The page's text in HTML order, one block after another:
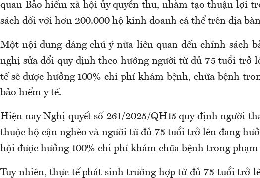
quan Bảo hiểm xã hội ủy quyền thu, nhằm tạo thuận lợi
sách đối với hơn 200.000 hộ kinh doanh cá thể trên địa bàn
Một nội dung đáng chú ý nữa liên quan đến chính sách
nghị sửa đổi quy định theo hướng người từ đủ 75 tuổi trở
tế sẽ được hưởng 100% chi phí khám bệnh, chữa bệnh
bảo hiểm y tế.
Hiện nay Nghị quyết số 261/2025/QH15 quy định người
thuộc hộ cận nghèo và người từ đủ 75 tuổi trở lên đang
hội được hưởng 100% chi phí khám chữa bệnh trong
Tuy nhiên, thực tế phát sinh trường hợp từ đủ 75 tuổi trở